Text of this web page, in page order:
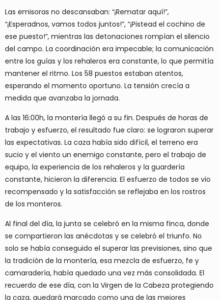
Las emisoras no descansaban: “¡Rematar aquí!”,
“¡Esperadnos, vamos todos juntos!”, “¡Pistead el cochino de
ese puesto!”, mientras las detonaciones rompían el silencio
del campo. La coordinación era impecable; la comunicación
entre los guías y los rehaleros era constante, lo que permitía
mantener el ritmo. Los 58 puestos estaban atentos,
esperando el momento oportuno. La tensión crecía a
medida que avanzaba la jornada.
A las 16:00h, la montería llegó a su fin. Después de horas de
trabajo y esfuerzo, el resultado fue claro: se lograron superar
las expectativas. La caza había sido difícil, el terreno era
sucio y el viento un enemigo constante, pero el trabajo de
equipo, la experiencia de los rehaleros y la guardería
constante, hicieron la diferencia. El esfuerzo de todos se vio
recompensado y la satisfacción se reflejaba en los rostros
de los monteros.
Al final del día, la junta se celebró en la misma finca, donde
se compartieron las anécdotas y se celebró el triunfo. No
solo se había conseguido el superar las previsiones, sino que
la tradición de la montería, esa mezcla de esfuerzo, fe y
camaradería, había quedado una vez más consolidada. El
recuerdo de ese día, con la Virgen de la Cabeza protegiendo
la caza, quedará marcado como una de las mejores